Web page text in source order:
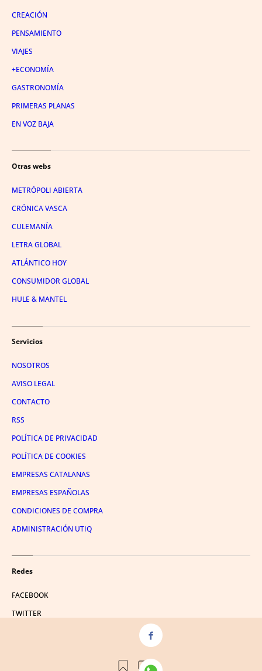
CREACIÓN
PENSAMIENTO
VIAJES
+ECONOMÍA
GASTRONOMÍA
PRIMERAS PLANAS
EN VOZ BAJA
Otras webs
METRÓPOLI ABIERTA
CRÓNICA VASCA
CULEMANÍA
LETRA GLOBAL
ATLÁNTICO HOY
CONSUMIDOR GLOBAL
HULE & MANTEL
Servicios
NOSOTROS
AVISO LEGAL
CONTACTO
RSS
POLÍTICA DE PRIVACIDAD
POLÍTICA DE COOKIES
EMPRESAS CATALANAS
EMPRESAS ESPAÑOLAS
CONDICIONES DE COMPRA
ADMINISTRACIÓN UTIQ
Redes
FACEBOOK
TWITTER